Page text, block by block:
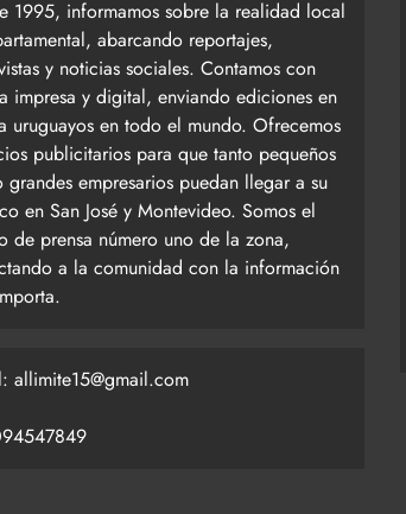
1995, informamos sobre la realidad local
abarcando reportajes,
y noticias sociales. Contamos con
impresa y digital, enviando ediciones en
uruguayos en todo el mundo. Ofrecemos
publicitarios para que tanto pequeños
grandes empresarios puedan llegar a su
en San José y Montevideo. Somos el
de prensa número uno de la zona,
a la comunidad con la información
allimite15@gmail.com